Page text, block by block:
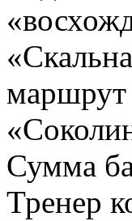
маршрут
Сумма
Тренер